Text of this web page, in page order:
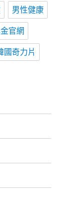
男性健康
官網
國奇力片